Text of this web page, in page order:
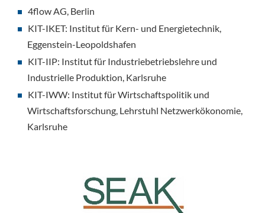
4flow AG, Berlin
KIT-IKET: Institut für Kern- und Energietechnik,
Eggenstein-Leopoldshafen
KIT-IIP: Institut für Industriebetriebslehre und
Industrielle Produktion, Karlsruhe
KIT-IWW: Institut für Wirtschaftspolitik und
Wirtschaftsforschung, Lehrstuhl Netzwerkökonomie,
Karlsruhe